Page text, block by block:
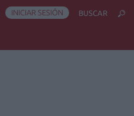
INICIAR SESIÓN BUSCAR